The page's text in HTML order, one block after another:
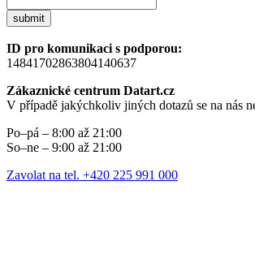
submit
ID pro komunikaci s podporou:
14841702863804140637
Zákaznické centrum Datart.cz
V případě jakýchkoliv jiných dotazů se na nás
Po–pá – 8:00 až 21:00
So–ne – 9:00 až 21:00
Zavolat na tel. +420 225 991 000